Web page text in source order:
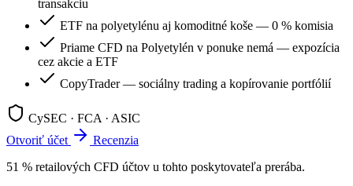
transakciu
ETF na polyetylénu aj komoditné koše — 0 % komisia
Priame CFD na Polyetylén v ponuke nemá — expozícia
cez akcie a ETF
CopyTrader — sociálny trading a kopírovanie portfólií
CySEC · FCA · ASIC
Otvoriť účet
Recenzia
51 % retailových CFD účtov u tohto poskytovateľa prerába.